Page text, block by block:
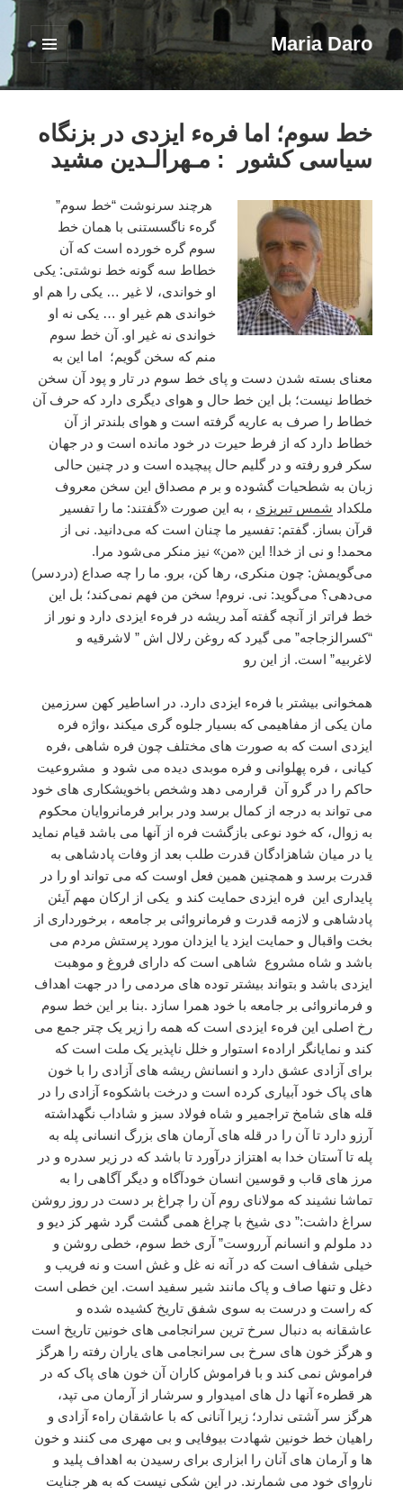
Maria Daro
فهرست
ابزارک‌ها
خط سوم؛ اما فرهء ایزدی در بزنگاه
سیاسی کشور : مـهرالـدین مشید
هرچند سرنوشت “خط سوم”
گرهء ناگسستنی با همان خط
سوم گره خورده است که آن
خطاط سه گونه خط نوشتی: یکی
او خواندی، لا غیر … یکی را هم او
خواندی هم غیر او … یکی نه او
خواندی نه غیر او. آن خط سوم
منم که سخن گویم؛ اما این به
معنای بسته شدن دست و پای خط سوم در تار و پود آن سخن
خطاط نیست؛ بل این خط حال و هوای دیگری دارد که حرف آن
خطاط را صرف به عاریه گرفته است و هوای بلندتر از آن
خطاط دارد که از فرط حیرت در خود مانده است و در جهان
سکر فرو رفته و در گلیم حال پیچیده است و در چنین حالی
زبان به شطحیات گشوده و بر م مصداق این سخن معروف
ملکداد شمس تبریزی ، به این صورت «گفتند: ما را تفسیر
قرآن بساز. گفتم: تفسیر ما چنان است که می‌دانید. نی از
محمد! و نی از خدا! این «من» نیز منکر می‌شود مرا.
می‌گویمش: چون منکری، رها کن، برو. ما را چه صداع (دردسر)
می‌دهی؟ می‌گوید: نی. نروم! سخن من فهم نمی‌کند؛ بل این
خط فراتر از آنچه گفته آمد ریشه در فرهء ایزدی دارد و نور از
“کسرالزجاجه” می گیرد که روغن رلال اش ” لاشرقیه و
لاغربیه” است. از این رو
همخوانی بیشتر با فرهء ایزدی دارد. در اساطیر کهن سرزمین
مان یکی از مفاهیمی که بسیار جلوه گری میکند ،واژه فره
ایزدی است که به صورت های مختلف چون فره شاهی ،فره
کیانی ، فره پهلوانی و فره موبدی دیده می شود و مشروعیت
حاکم را در گرو آن قرارمی دهد وشخص باخویشکاری های خود
می تواند به درجه از کمال برسد ودر برابر فرمانروایان محکوم
به زوال، که خود نوعی بازگشت فره از آنها می باشد قیام نماید
یا در میان شاهزادگان قدرت طلب بعد از وفات پادشاهی به
قدرت برسد و همچنین همین فعل اوست که می تواند او را در
پایداری این فره ایزدی حمایت کند و یکی از ارکان مهم آیئن
پادشاهی و لازمه قدرت و فرمانروائی بر جامعه ، برخورداری از
بخت واقبال و حمایت ایزد یا ایزدان مورد پرستش مردم می
باشد و شاه مشروع شاهی است که دارای فروغ و موهبت
ایزدی باشد و بتواند بیشتر توده های مردمی را در جهت اهداف
و فرمانروائی بر جامعه با خود همرا سازد .بنا بر این خط سوم
رخ اصلی این فرهء ایزدی است که همه را زیر یک چتر جمع می
کند و نمایانگر ارادهء استوار و خلل ناپذیر یک ملت است که
برای آزادی عشق دارد و انسانش ریشه های آزادی را با خون
های پاک خود آبیاری کرده است و درخت باشکوهء آزادی را در
قله های شامخ تراجمیر و شاه فولاد سبز و شاداب نگهداشته
آرزو دارد تا آن را در قله های آرمان های بزرگ انسانی پله به
پله تا آستان خدا به اهتزاز درآورد تا باشد که در زیر سدره و در
مرز های قاب و قوسین انسان خودآگاه و دیگر آگاهی را به
تماشا نشیند که مولانای روم آن را چراغ بر دست در روز روشن
سراغ داشت:” دی شیخ با چراغ همی گشت گرد شهر کز دیو و
دد ملولم و انسانم آرروست” آری خط سوم، خطی روشن و
خیلی شفاف است که در آنه نه غل و غش است و نه فریب و
دغل و تنها صاف و پاک مانند شیر سفید است. این خطی است
که راست و درست به سوی شفق تاریخ کشیده شده و
عاشقانه به دنبال سرخ ترین سرانجامی های خونین تاریخ است
و هرگز خون های سرخ بی سرانجامی های یاران رفته را هرگز
فراموش نمی کند و با فراموش کاران آن خون های پاک که در
هر قطرهء آنها دل های امیدوار و سرشار از آرمان می تپد،
هرگز سر آشتی ندارد؛ زیرا آنانی که با عاشقان راهء آزادی و
راهیان خط خونین شهادت بیوفایی و بی مهری می کنند و خون
ها و آرمان های آنان را ابزاری برای رسیدن به اهداف پلید و
ناروای خود می شمارند. در این شکی نیست که به هر جنایت